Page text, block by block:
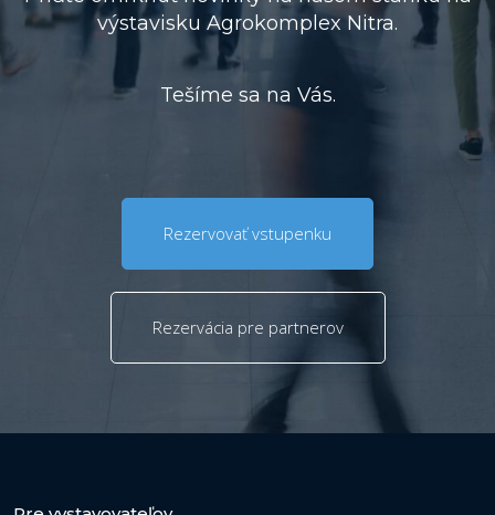
výstavisku Agrokomplex Nitra.
Tešíme sa na Vás.
Rezervovať vstupenku
Rezervácia pre partnerov